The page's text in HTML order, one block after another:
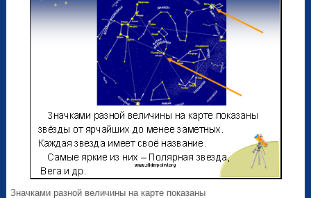
Значками разной величины на карте показаны